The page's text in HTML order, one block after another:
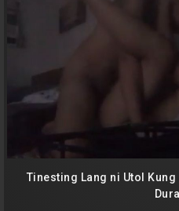
Tinesting Lang ni Utol